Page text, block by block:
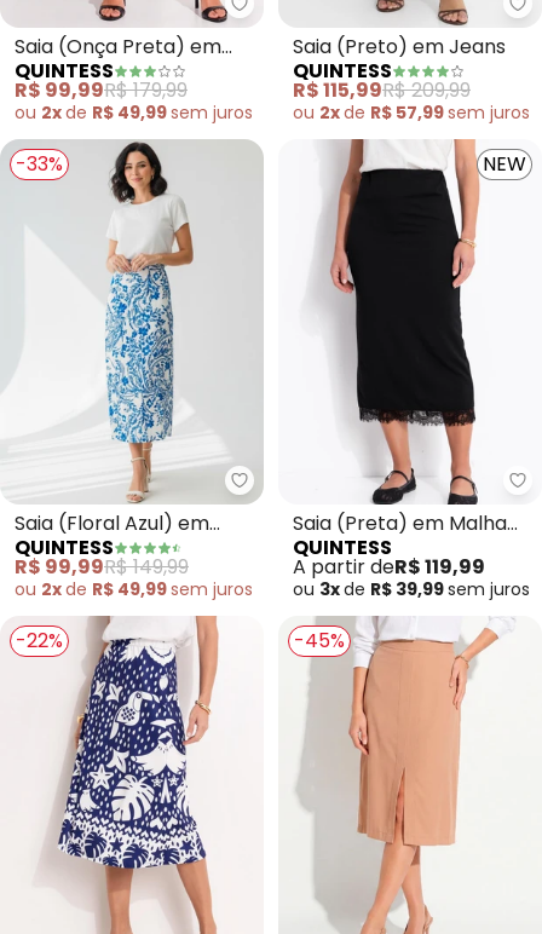
Quintess - Saia (Onça Preta)
Saia (Onça Preta) em
Viscose Plana
QUINTESS
R$ 99,99R$ 179,99
ou 2xde R$ 49,99sem juros
Saia (Preto) em Jeans
QUINTESS
R$ 115,99R$ 209,99
ou 2xde R$ 57,99sem juros
-33%
Quintess - Saia (Floral Azul) em
Saia (Floral Azul) em
Viscose Plana
QUINTESS
R$ 99,99R$ 149,99
ou 2xde R$ 49,99sem juros
NEW
Saia (Preta) em Malha
Crepe
QUINTESS
A partir deR$ 119,99
ou 3xde R$ 39,99sem juros
-22% -45%